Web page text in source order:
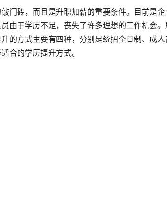
门砖，而且是升职加薪的重要条件。目前是企
由于学历不足，丧失了许多理想的工作机会。
的方式主要有四种，分别是统招全日制、成人
合的学历提升方式。